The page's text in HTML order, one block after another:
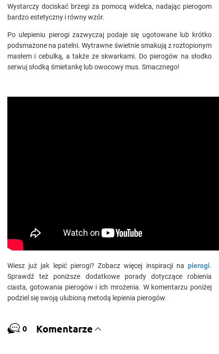
Wystarczy dociskać brzegi za pomocą widelca, nadając pierogom
bardzo estetyczny i równy wzór.
Po ulepieniu pierogi zazwyczaj podaje się ugotowane lub krótko
podsmażone na patelni. Wytrawne świetnie smakują z roztopionym
masłem i cebulką, a także ze skwarkami. Do pierogów na słodko
serwuj słodką śmietankę lub owocowy mus. Smacznego!
Wiesz już jak lepić pierogi? Zobacz więcej inspiracji na pierogi.
Sprawdź też poniższe dodatkowe porady dotyczące robienia
ciasta, gotowania pierogów i ich mrożenia. W komentarzu poniżej
podziel się swoją ulubioną metodą lepienia pierogów.
0 Komentarze